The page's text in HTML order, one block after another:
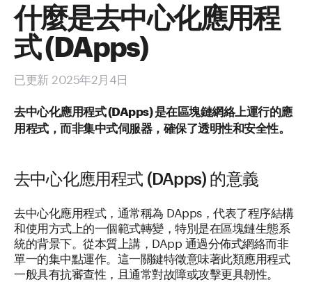
什麼是去中心化應用程
式 (DApps)
已更新 2025年2月4日
去中心化應用程式 (DApps) 是在區塊鏈網絡上運行的應
用程式，而非集中式伺服器，確保了透明性和安全性。
去中心化應用程式 (DApps) 的意義
去中心化應用程式，通常稱為 DApps，代表了程序結構
和使用方式上的一個範式轉變，特別是在區塊鏈生態系
統的背景下。從本質上講，DApp 通過分佈式網絡而非
單一的集中點運作。這一關鍵特徵意味著此類應用程式
一般具有抗審查性，且通常對故障或攻擊更具韌性。